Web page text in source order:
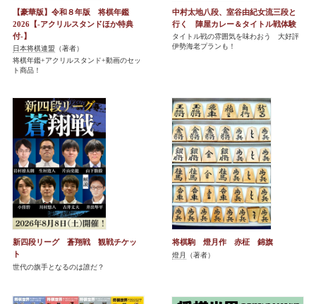
【豪華版】令和８年版 将棋年鑑
2026【-アクリルスタンドほか特典
付-】
日本将棋連盟 （著者）
将棋年鑑+アクリルスタンド+動画のセッ
ト商品！
中村太地八段、室谷由紀女流三段と
行く 陣屋カレー＆タイトル戦体験
タイトル戦の雰囲気を味わおう 大好評
伊勢海老プランも！
新四段リーグ 蒼翔戦 観戦チケッ
ト
世代の旗手となるのは誰だ？
将棋駒 燈月作 赤柾 錦旗
燈月 （著者）